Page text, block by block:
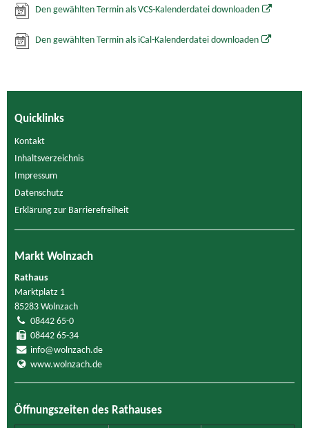
Den gewählten Termin als VCS-Kalenderdatei downloaden
Den gewählten Termin als iCal-Kalenderdatei downloaden
Quicklinks
Kontakt
Inhaltsverzeichnis
Impressum
Datenschutz
Erklärung zur Barrierefreiheit
Markt Wolnzach
Rathaus
Marktplatz 1
85283 Wolnzach
08442 65-0
08442 65-34
info@wolnzach.de
www.wolnzach.de
Öffnungszeiten des Rathauses